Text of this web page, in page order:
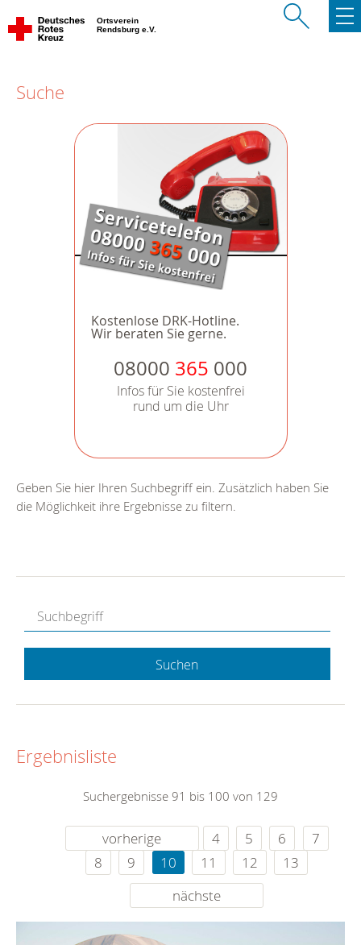
Ortsverein
Rendsburg e.V.
Suche
Kostenlose DRK-Hotline.
Wir beraten Sie gerne.
08000 365 000
Infos für Sie kostenfrei
rund um die Uhr
Geben Sie hier Ihren Suchbegriff ein. Zusätzlich haben Sie
die Möglichkeit ihre Ergebnisse zu filtern.
Suchen
Ergebnisliste
Suchergebnisse 91 bis 100 von 129
vorherige 4 5 6
7
8
9 10 11 12
13
nächste